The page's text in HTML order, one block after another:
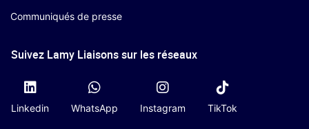
Communiqués de presse
Suivez Lamy Liaisons sur les réseaux
Linkedin WhatsApp Instagram TikTok